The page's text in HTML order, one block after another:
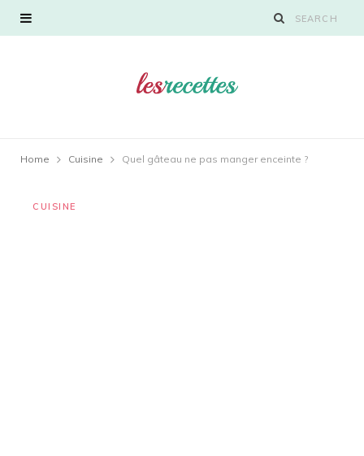
Home Cuisine Quel gâteau ne pas manger enceinte ?
CUISINE